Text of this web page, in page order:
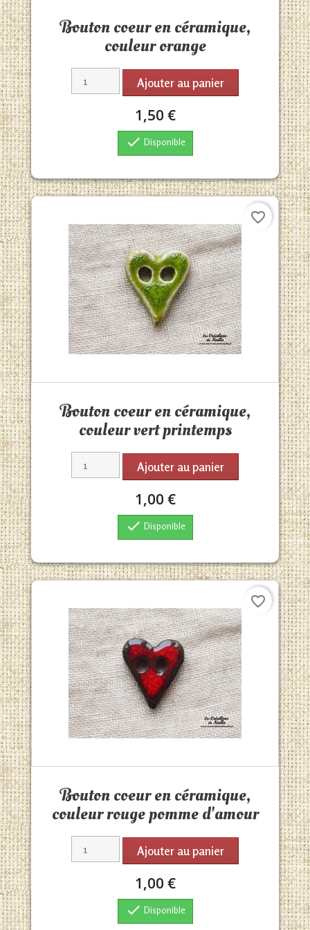
Bouton coeur en céramique,
couleur orange
Ajouter au panier
1,50 €
 Disponible
Bouton coeur en céramique,
couleur vert printemps
Ajouter au panier
1,00 €
 Disponible
favorite_border
Bouton coeur en céramique,
couleur rouge pomme d'amour
Ajouter au panier
1,00 €
 Disponible
favorite_border